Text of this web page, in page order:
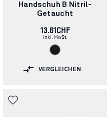
Handschuh B Nitril-
Getaucht
13.61CHF
inkl. MwSt.
VERGLEICHEN